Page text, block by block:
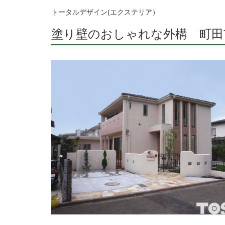
トータルデザイン(エクステリア）
塗り壁のおしゃれな外構 町